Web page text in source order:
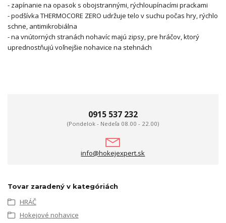
- zapínanie na opasok s obojstrannými, rýchloupínacími prackami
- podšívka THERMOCORE ZERO udržuje telo v suchu počas hry, rýchlo
schne, antimikrobiálna
- na vnútorných stranách nohavíc majú zipsy, pre hráčov, ktorý
uprednostňujú voľnejšie nohavice na stehnách
0915 537 232
(Pondelok - Nedeľa 08.00 - 22.00)
info@hokejexpert.sk
Tovar zaradený v kategóriách
HRÁČ
Hokejové nohavice